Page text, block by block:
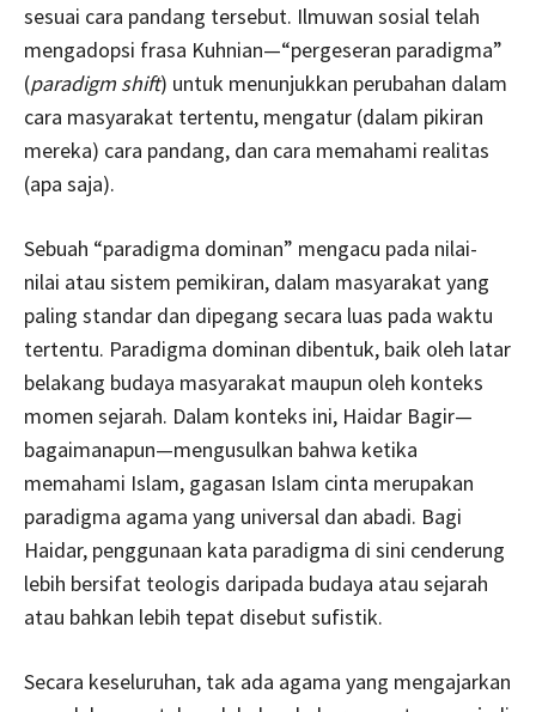
sesuai cara pandang tersebut. Ilmuwan sosial telah
mengadopsi frasa Kuhnian—“pergeseran paradigma”
(paradigm shift) untuk menunjukkan perubahan dalam
cara masyarakat tertentu, mengatur (dalam pikiran
mereka) cara pandang, dan cara memahami realitas
(apa saja).
Sebuah “paradigma dominan” mengacu pada nilai-
nilai atau sistem pemikiran, dalam masyarakat yang
paling standar dan dipegang secara luas pada waktu
tertentu. Paradigma dominan dibentuk, baik oleh latar
belakang budaya masyarakat maupun oleh konteks
momen sejarah. Dalam konteks ini, Haidar Bagir—
bagaimanapun—mengusulkan bahwa ketika
memahami Islam, gagasan Islam cinta merupakan
paradigma agama yang universal dan abadi. Bagi
Haidar, penggunaan kata paradigma di sini cenderung
lebih bersifat teologis daripada budaya atau sejarah
atau bahkan lebih tepat disebut sufistik.
Secara keseluruhan, tak ada agama yang mengajarkan